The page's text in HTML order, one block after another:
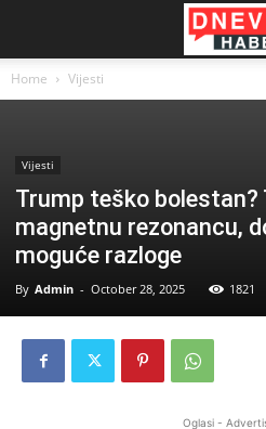
Home Vijesti
Vijesti
Trump teško bolestan?
magnetnu rezonancu,
moguće razloge
By Admin - October 28, 2025 1821
Oglasi -